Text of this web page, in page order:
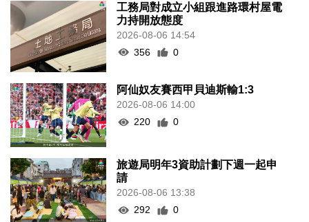
工務局對成立小組跟進路環村屋電
力持開放態度
2026-08-06 14:54
356
0
阿仙奴友賽西甲貝迪斯輸1:3
2026-08-06 14:00
220
0
旅遊局明年3資助計劃下週一起申
請
2026-08-06 13:38
292
0